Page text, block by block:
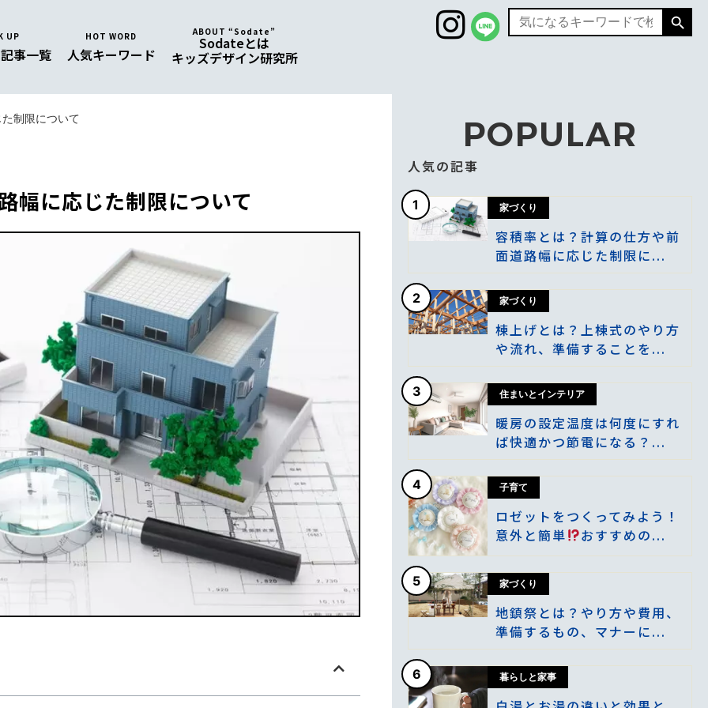
UP
記事一覧
HOT WORD
人気キーワード
ABOUT “Sodate”
Sodateとは
キッズデザイン研究所
Search
for:
制限について
幅に応じた制限について
POPULAR
人気の記事
1 家づくり
容積率とは？計算の仕方や前
面道路幅に応じた制限に...
2 家づくり
棟上げとは？上棟式のやり方
や流れ、準備することを...
3 住まいとインテリア
暖房の設定温度は何度にすれ
ば快適かつ節電になる？...
4 子育て
ロゼットをつくってみよう！
意外と簡単
おすすめの...
5 家づくり
地鎮祭とは？やり方や費用、
準備するもの、マナーに...
6 暮らしと家事